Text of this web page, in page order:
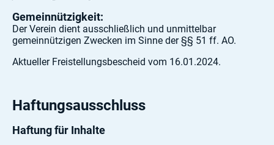
Gemeinnützigkeit:
Der Verein dient ausschließlich und unmittelbar
gemeinnützigen Zwecken im Sinne der §§ 51 ff. AO.
Aktueller Freistellungsbescheid vom 16.01.2024.
Haftungsausschluss
Haftung für Inhalte